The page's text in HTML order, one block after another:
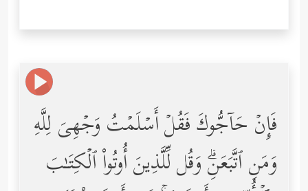
فَإِنۡ حَاۤجُّوكَ فَقُلۡ أَسۡلَمۡتُ وَجۡهِیَ لِلَّهِ
وَمَنِ ٱتَّبَعَنِۗ وَقُل لِّلَّذِینَ أُوتُواْ ٱلۡكِتَـٰبَ